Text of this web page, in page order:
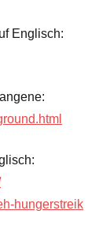
Englisch:
hungerstreik